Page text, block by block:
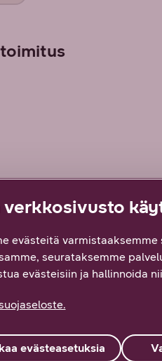
Palautteesi on
En löytänyt
etsimääni
blogit
verkkosivusto
evästeitä
seurataksemme
evästeisiin ja hallinnoida
evästeasetuksia